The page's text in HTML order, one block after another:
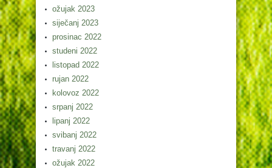
ožujak 2023
siječanj 2023
prosinac 2022
studeni 2022
listopad 2022
rujan 2022
kolovoz 2022
srpanj 2022
lipanj 2022
svibanj 2022
travanj 2022
ožujak 2022